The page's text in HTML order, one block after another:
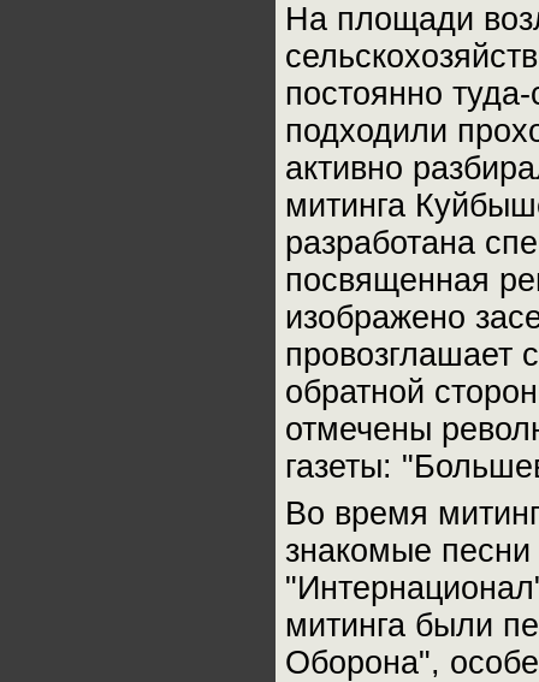
На площади
постоянно
подходили
активно
митинга
разработана
посвященная
изображено
провозглашает
обратной
отмечены
газеты:
Во время
знакомые песни
митинга были
Оборона",